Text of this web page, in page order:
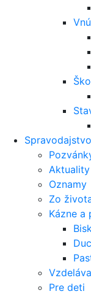
Spravodajstvo
Aktuality
Oznamy
Zo
Kázne a
Pre deti